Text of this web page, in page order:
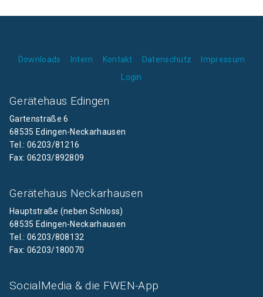
Downloads Intern Kontakt Datenschutz
Impressum
Login
Gerätehaus Edingen
Gartenstraße 6
68535 Edingen-Neckarhausen
Tel.: 06203/81216
Fax: 06203/892809
Gerätehaus Neckarhausen
Hauptstraße (neben Schloss)
68535 Edingen-Neckarhausen
Tel.: 06203/808132
Fax: 06203/180070
SocialMedia & die FWEN-App